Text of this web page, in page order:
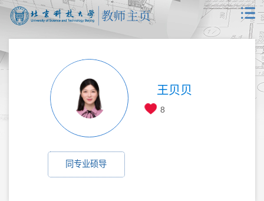
王贝贝
8
同专业硕导